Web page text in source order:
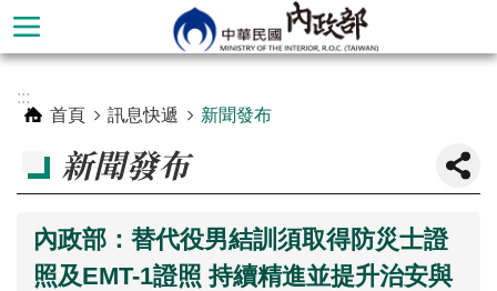
跳到主要內容區塊
階
:::
首頁
訊息快遞 新聞發布
新聞發布
內政部：替代役男結訓須取得防災士證
照及EMT-1證照 持續精進並提升治安與